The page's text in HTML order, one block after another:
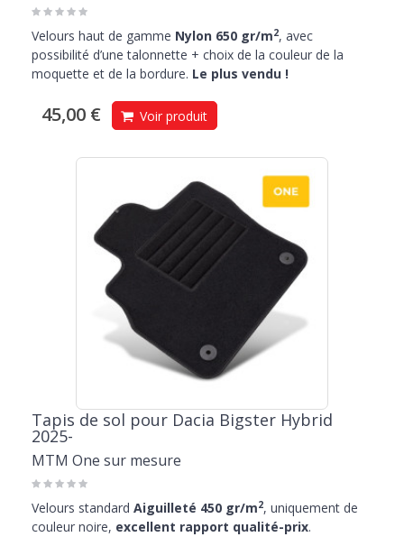
Velours haut de gamme Nylon 650 gr/m2, avec
possibilité d’une talonnette + choix de la couleur de la
moquette et de la bordure. Le plus vendu !
45,00 € Voir produit
Tapis de sol pour Dacia Bigster Hybrid
2025-
MTM One sur mesure
Velours standard Aiguilleté 450 gr/m2, uniquement de
couleur noire, excellent rapport qualité-prix.